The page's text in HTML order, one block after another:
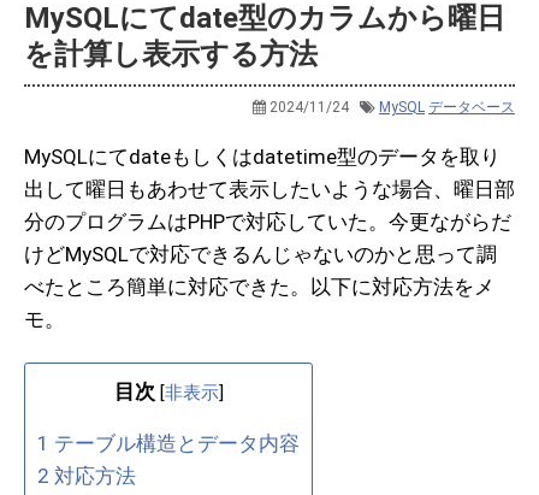
MySQLにてdate型のカラムから曜日
を計算し表示する方法
2024/11/24 MySQL データベース
MySQLにてdateもしくはdatetime型のデータを取り
出して曜日もあわせて表示したいような場合、曜日部
分のプログラムはPHPで対応していた。今更ながらだ
けどMySQLで対応できるんじゃないのかと思って調
べたところ簡単に対応できた。以下に対応方法をメ
モ。
目次 [非表示]
1 テーブル構造とデータ内容
2 対応方法